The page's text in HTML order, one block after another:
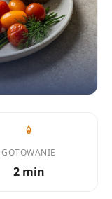
GOTOWANIE
2 min